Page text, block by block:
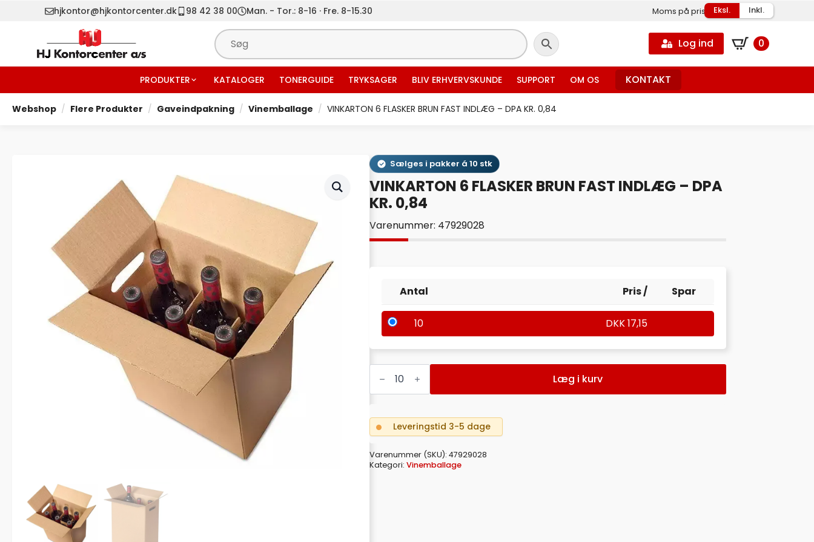
hjkontor@hjkontorcenter.dk 98 42 38 00 Man. - Tor.: 8-16 · Fre. 8-15.30 Moms på priser Eksl. Inkl.
Log ind 0
PRODUKTER KATALOGER TONERGUIDE TRYKSAGER BLIV ERHVERVSKUNDE SUPPORT OM OS KONTAKT
Webshop Flere Produkter Gaveindpakning Vinemballage VINKARTON 6 FLASKER BRUN FAST INDLÆG – DPA KR. 0,84
Sælges i pakker á 10 stk
VINKARTON 6 FLASKER BRUN FAST INDLÆG – DPA
KR. 0,84
Varenummer: 47929028
Antal Pris / Spar
10 DKK17,15
VINKARTON
BRUN
INDLÆG
DPA
0,84
antal
Læg i kurv
Leveringstid 3-5 dage
Varenummer (SKU): 47929028
Kategori: Vinemballage